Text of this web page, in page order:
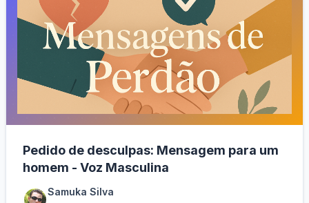
Pedido de desculpas: Mensagem para um
homem - Voz Masculina
Samuka Silva